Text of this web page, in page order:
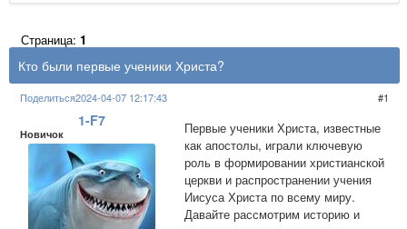
Кто были первые ученики Христа?
Страница:1
Поделиться 1
2024-04-07 12:17:43
1-F7
Новичок
Первые ученики Христа, известные
как апостолы, играли ключевую
роль в формировании христианской
церкви и распространении учения
Иисуса Христа по всему миру.
Давайте рассмотрим историю и